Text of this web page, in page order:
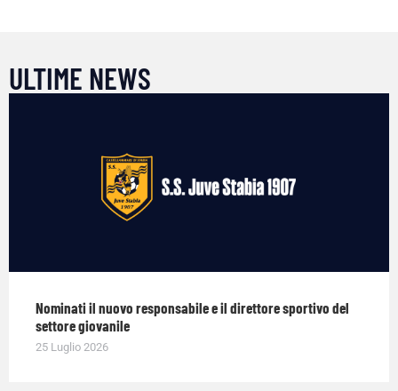
ULTIME NEWS
Nominati il nuovo responsabile e il direttore sportivo del
settore giovanile
25 Luglio 2026